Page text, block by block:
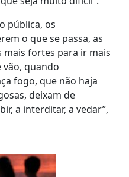
pública, os
o que se passa, as
fortes para ir mais
quando
fogo, que não haja
deixam de
a interditar, a vedar”,